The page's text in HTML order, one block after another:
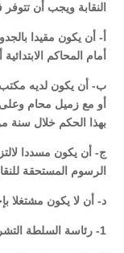
النقابة ويجب أن
أ- أن يكون مقيدا
أمام المحاكم
ب- أن يكون لديه
أو مع زميل محام
بهذا الحكم خلال سنة
ج- أن يكون مسددا
الرسوم المستحقة
د- أن لا يكون مشتغلا
1- رئاسة السلطة التشريعية.